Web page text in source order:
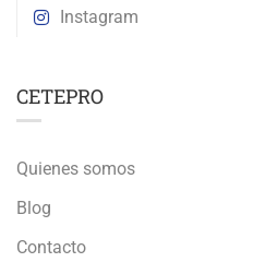
Instagram
CETEPRO
Quienes somos
Blog
Contacto